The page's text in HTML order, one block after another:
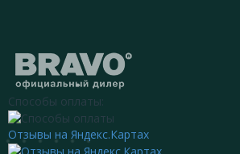
Способы оплаты:
Отзывы на Яндекс.Картах